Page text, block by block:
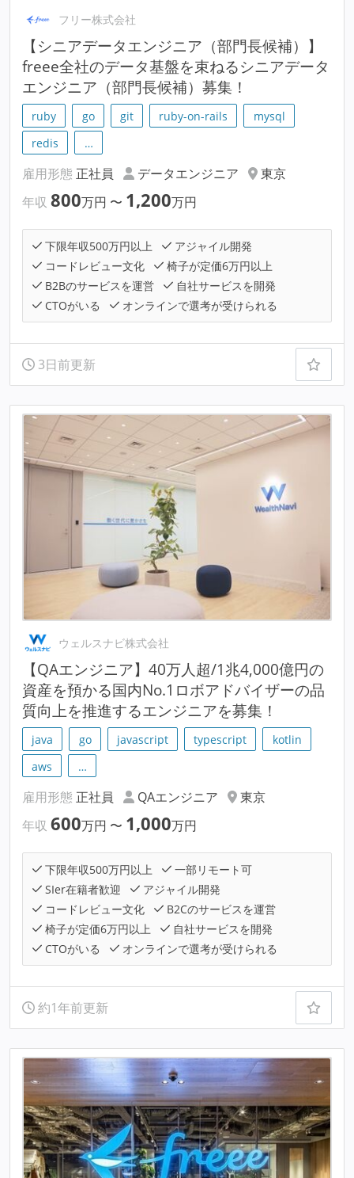
フリー株式会社
【シニアデータエンジニア（部門長候補）】
freee全社のデータ基盤を束ねるシニアデータ
エンジニア（部門長候補）募集！
ruby go git ruby-on-rails
mysql
redis
…
雇用形態 正社員 データエンジニア
東京
年収 800万円 〜 1,200万円
下限年収500万円以上
アジャイル開発
コードレビュー文化
椅子が定価6万円以上
B2Bのサービスを運営
自社サービスを開発
CTOがいる
オンラインで選考が受けられる
3日前更新
ウェルスナビ株式会社
【QAエンジニア】40万人超/1兆4,000億円の
資産を預かる国内No.1ロボアドバイザーの品
質向上を推進するエンジニアを募集！
java go javascript typescript
kotlin
aws
…
雇用形態 正社員 QAエンジニア
東京
年収 600万円 〜 1,000万円
下限年収500万円以上
一部リモート可
SIer在籍者歓迎
アジャイル開発
コードレビュー文化
B2Cのサービスを運営
椅子が定価6万円以上
自社サービスを開発
CTOがいる
オンラインで選考が受けられる
約1年前更新